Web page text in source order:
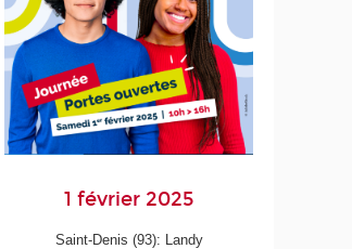
1 février 2025
Saint-Denis (93): Landy